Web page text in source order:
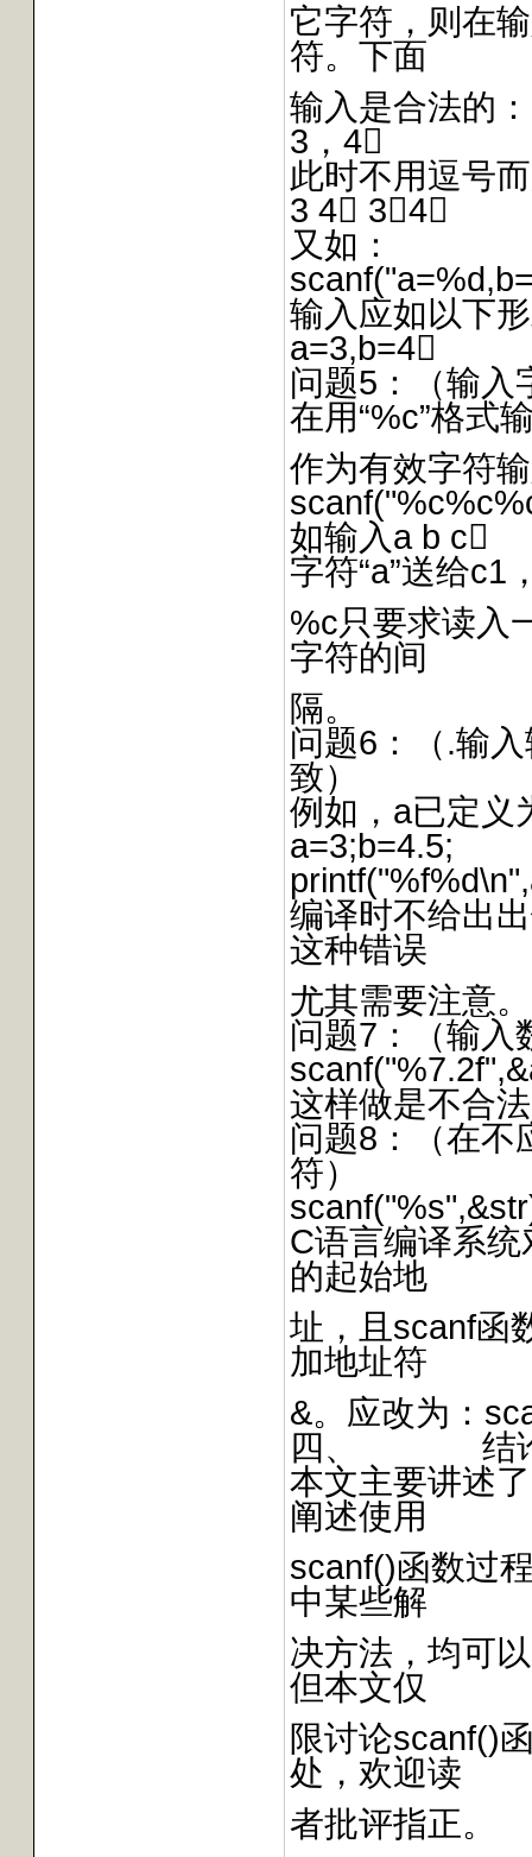
它字符，则在
符。下面
输入是合法的：
3，4
此时不用逗号
3 4 3：4
又如：
输入应如以下
a=3,b=4
问题5：（输入
在用“%c”格式
作为有效字符
如输入a b c
字符“a”送给c1
%c只要求读入
字符的间
隔。
问题6：（.输
致）
例如，a已定义
a=3;b=4.5;
编译时不给出
这种错误
尤其需要注意。
问题7：（输入
这样做是不合
问题8：（在不
符）
C语言编译系
的起始地
址，且scanf函
加地址符
&。应改为：
四、 结
本文主要讲述
阐述使用
scanf()函数过
中某些解
决方法，均可
但本文仅
限讨论scanf()
处，欢迎读
者批评指正。